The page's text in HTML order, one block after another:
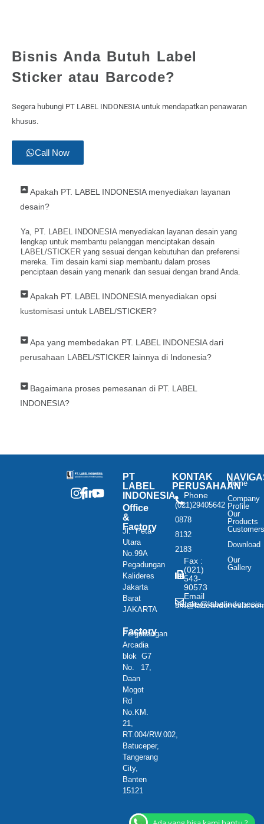
Apakah PT. LABEL INDONESIA menyediakan layanan
desain?
Ya, PT. LABEL INDONESIA menyediakan layanan desain yang
lengkap untuk membantu pelanggan menciptakan desain
LABEL/STICKER yang sesuai dengan kebutuhan dan preferensi
mereka. Tim desain kami siap membantu dalam proses
penciptaan desain yang menarik dan sesuai dengan brand Anda.
Apakah PT. LABEL INDONESIA menyediakan opsi
kustomisasi untuk LABEL/STICKER?
Apa yang membedakan PT. LABEL INDONESIA dari
perusahaan LABEL/STICKER lainnya di Indonesia?
Bagaimana proses pemesanan di PT. LABEL
INDONESIA?
Bisnis Anda Butuh Label
Sticker atau Barcode?
Segera hubungi PT LABEL INDONESIA untuk mendapatkan penawaran
khusus.
Call Now
PT
LABEL
INDONESIA
Office
&
Factory
Jl. Peta
Utara
No.99A
Pegadungan
Kalideres
Jakarta
Barat
JAKARTA
Factory
Pergudangan
Arcadia
blok G7
No. 17,
Daan
Mogot
Rd
No.KM.
21,
RT.004/RW.002,
Batuceper,
Tangerang
City,
Banten
15121
KONTAK
PERUSAHAAN
Phone
:
(021)29405642
0878
8132
2183
Fax :
(021)
543-
90573
Email
:
Home
Company
Profile
Our
Products
Customers
Download
Our
Gallery